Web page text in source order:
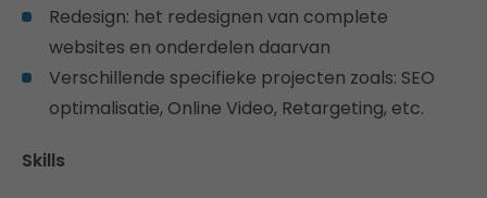
Redesign: het redesignen van complete
websites en onderdelen daarvan
Verschillende specifieke projecten zoals: SEO
optimalisatie, Online Video, Retargeting, etc.
Skills